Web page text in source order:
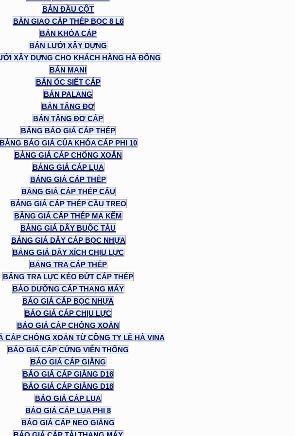
BẢN ĐẦU CỘT
BÀN GIAO CÁP THÉP BỌC 8 L6
BÁN KHÓA CÁP
BÁN LƯỚI XÂY DỰNG
XÂY DỰNG CHO KHÁCH HÀNG HÀ ĐÔNG
BÁN MANI
BÁN ỐC SIẾT CÁP
BÁN PALANG
BÁN TĂNG ĐƠ
BÁN TĂNG ĐƠ CÁP
BẢNG BÁO GIÁ CÁP THÉP
BẢNG BÁO GIÁ CỦA KHÓA CÁP PHI 10
BẢNG GIÁ CÁP CHỐNG XOẮN
BẢNG GIÁ CÁP LỤA
BẢNG GIÁ CÁP THÉP
BẢNG GIÁ CÁP THÉP CẨU
BẢNG GIÁ CÁP THÉP CẦU TREO
BẢNG GIÁ CÁP THÉP MẠ KẼM
BẢNG GIÁ DÂY BUỘC TÀU
BẢNG GIÁ DÂY CÁP BỌC NHỰA
BẢNG GIÁ DÂY XÍCH CHỊU LỰC
BẢNG TRA CÁP THÉP
BẢNG TRA LỰC KÉO ĐỨT CÁP THÉP
BẢO DƯỠNG CÁP THANG MÁY
BÁO GIÁ CÁP BỌC NHỰA
BÁO GIÁ CÁP CHỊU LỰC
BÁO GIÁ CÁP CHỐNG XOẮN
CÁP CHỐNG XOẮN TỪ CÔNG TY LÊ HÀ VINA
BÁO GIÁ CÁP CỨNG VIỄN THÔNG
BÁO GIÁ CÁP GIẰNG
BÁO GIÁ CÁP GIẰNG D16
BÁO GIÁ CÁP GIẰNG D18
BÁO GIÁ CÁP LỤA
BÁO GIÁ CÁP LỤA PHI 8
BÁO GIÁ CÁP NEO GIẰNG